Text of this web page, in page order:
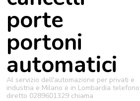
porte
portoni
automatici
Al servizio dell'automazione per privati e
industria e Milano e in Lombardia telefono
diretto 0289601329 chiama